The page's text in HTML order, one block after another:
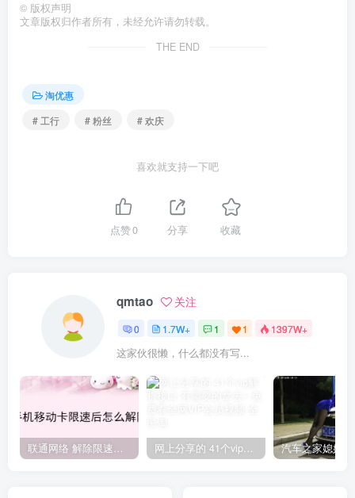
© 版权声明
文章版权归作者所有，未经允许请勿转载。
THE END
淘优惠
# 工行
# 粉丝 # 欢庆
喜欢就支持一下吧
点赞0 分享 收藏
qmtao 关注
0 1.7W+ 1 1 1397W+
这家伙很懒，什么都没有写...
联通网络 解除限速方法参考！畅享、畅玩、老白干等及其它地区自测了 网上分享的 41个vip解析接口 有需要的拿去~ 免费看全网VIP会员视频